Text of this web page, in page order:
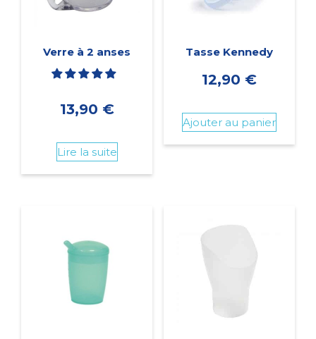
Verre à 2 anses
13,90 €
Lire la suite
Tasse Kennedy
12,90 €
Ajouter au panier